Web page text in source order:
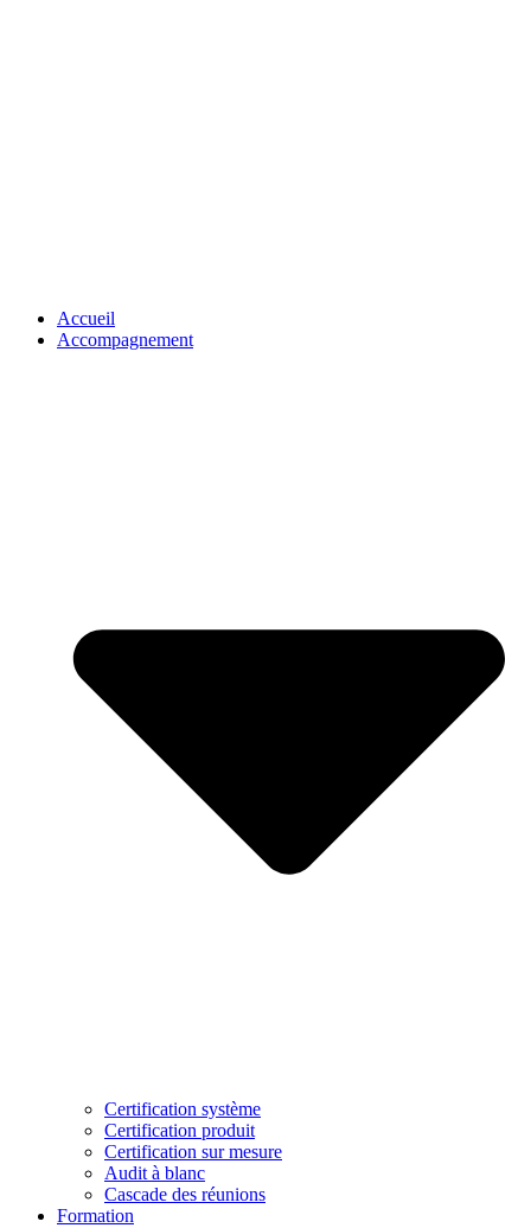
Accueil
Accompagnement
Certification système
Certification produit
Certification sur mesure
Audit à blanc
Cascade des réunions
Formation